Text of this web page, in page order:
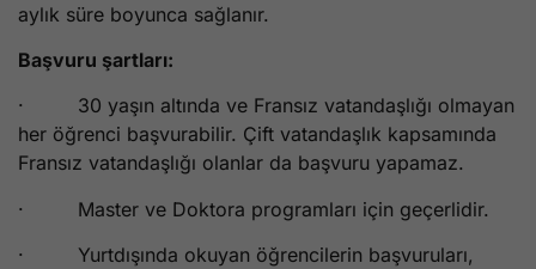
aylık süre boyunca sağlanır.
Başvuru şartları:
· 30 yaşın altında ve Fransız vatandaşlığı olmayan
her öğrenci başvurabilir. Çift vatandaşlık kapsamında
Fransız vatandaşlığı olanlar da başvuru yapamaz.
· Master ve Doktora programları için geçerlidir.
· Yurtdışında okuyan öğrencilerin başvuruları,